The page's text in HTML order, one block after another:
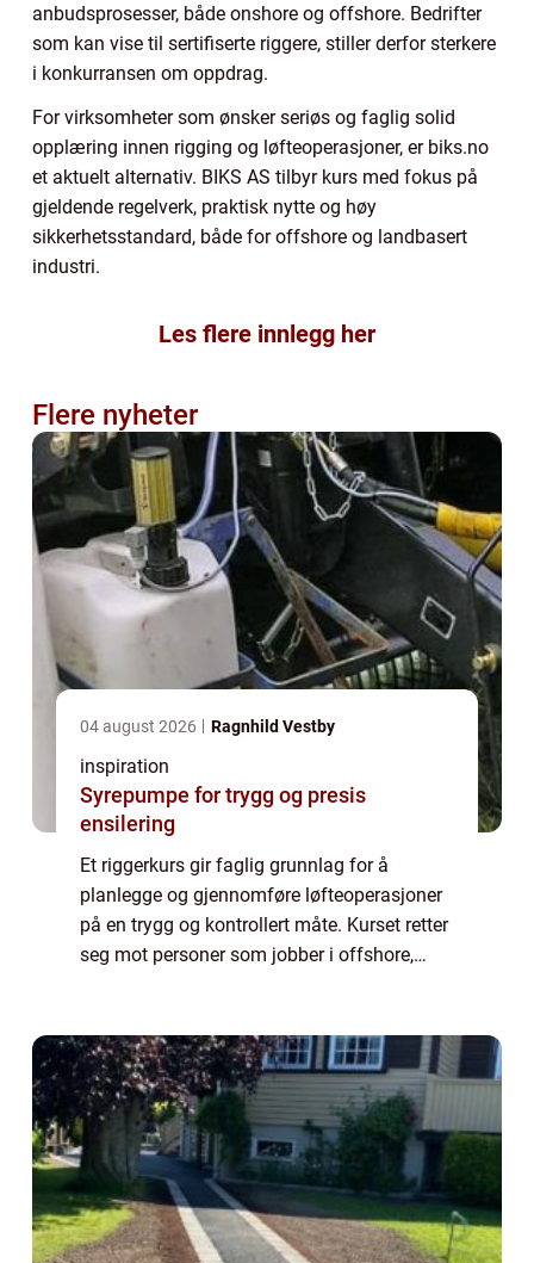
anbudsprosesser, både onshore og offshore. Bedrifter
som kan vise til sertifiserte riggere, stiller derfor sterkere
i konkurransen om oppdrag.
For virksomheter som ønsker seriøs og faglig solid
opplæring innen rigging og løfteoperasjoner, er biks.no
et aktuelt alternativ. BIKS AS tilbyr kurs med fokus på
gjeldende regelverk, praktisk nytte og høy
sikkerhetsstandard, både for offshore og landbasert
industri.
Les flere innlegg her
Flere nyheter
04 august 2026 Ragnhild Vestby
inspiration
Syrepumpe for trygg og presis
ensilering
Et riggerkurs gir faglig grunnlag for å
planlegge og gjennomføre løfteoperasjoner
på en trygg og kontrollert måte. Kurset retter
seg mot personer som jobber i offshore,